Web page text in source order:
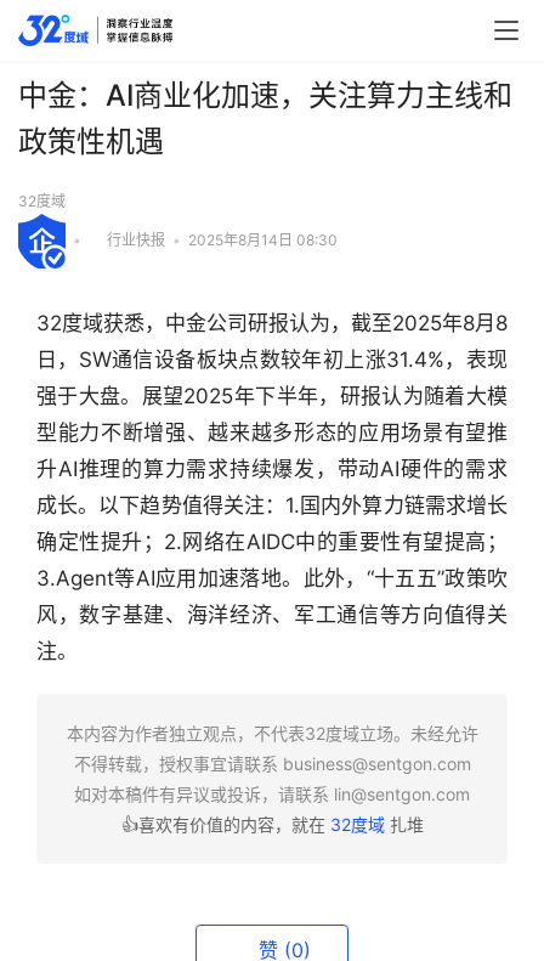
行
业
快
报
中金：AI商业化加速，关注算力主线和
政策性机遇
32度域
• 行业快报 • 2025年8月14日 08:30
32度域获悉，中金公司研报认为，截至2025年8月8
日，SW通信设备板块点数较年初上涨31.4%，表现
强于大盘。展望2025年下半年，研报认为随着大模
型能力不断增强、越来越多形态的应用场景有望推
升AI推理的算力需求持续爆发，带动AI硬件的需求
成长。以下趋势值得关注：1.国内外算力链需求增长
确定性提升；2.网络在AIDC中的重要性有望提高；
3.Agent等AI应用加速落地。此外，“十五五”政策吹
风，数字基建、海洋经济、军工通信等方向值得关
注。
本内容为作者独立观点，不代表32度域立场。未经允许
不得转载，授权事宜请联系 business@sentgon.com
如对本稿件有异议或投诉，请联系 lin@sentgon.com
👍喜欢有价值的内容，就在 32度域扎堆
赞 (0)